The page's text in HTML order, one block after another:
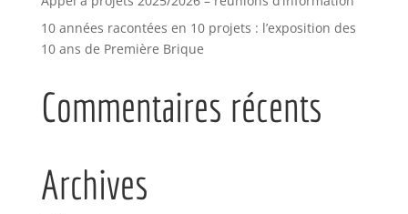
10 années racontées en 10 projets : l’exposition des
10 ans de Première Brique
Commentaires récents
Archives